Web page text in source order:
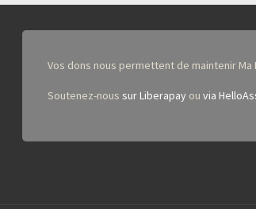
Vos dons nous permettent de maintenir Ma
Soutenez-nous sur Liberapayou via